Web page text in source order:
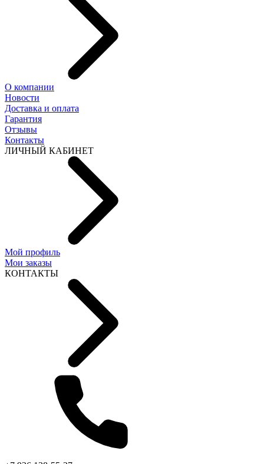
О компании
Новости
Доставка и оплата
Гарантия
Отзывы
Контакты
ЛИЧНЫЙ КАБИНЕТ
Мой профиль
Мои заказы
КОНТАКТЫ